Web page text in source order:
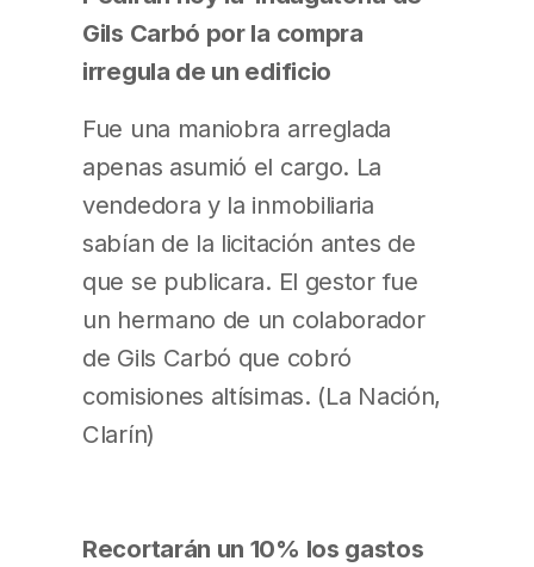
Gils Carbó por la compra
irregula de un edificio
Fue una maniobra arreglada
apenas asumió el cargo. La
vendedora y la inmobiliaria
sabían de la licitación antes de
que se publicara. El gestor fue
un hermano de un colaborador
de Gils Carbó que cobró
comisiones altísimas. (La Nación,
Clarín)
Recortarán un 10% los gastos